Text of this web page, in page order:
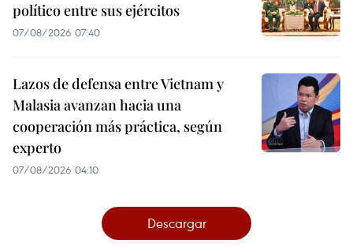
político entre sus ejércitos
07/08/2026 07:40
Lazos de defensa entre Vietnam y
Malasia avanzan hacia una
cooperación más práctica, según
experto
07/08/2026 04:10
Descargar